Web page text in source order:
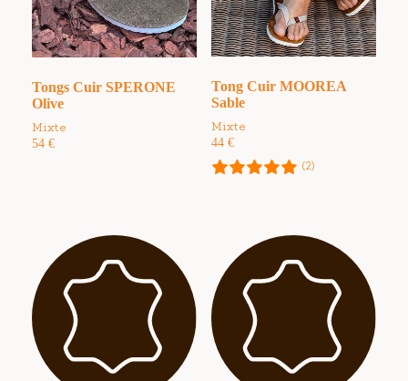
Tongs Cuir SPERONE
Olive
Mixte
54 €
Tong Cuir MOOREA
Sable
Mixte
44 €
(2)